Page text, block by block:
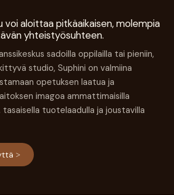
voi aloittaa pitkäaikaisen, molempia
yhteistyösuhteen.
sadoilla oppilailla tai pieniin,
studio, Suphini on valmiina
opetuksen laatua ja
imagoa ammattimaisilla
tuotelaadulla ja joustavilla
>